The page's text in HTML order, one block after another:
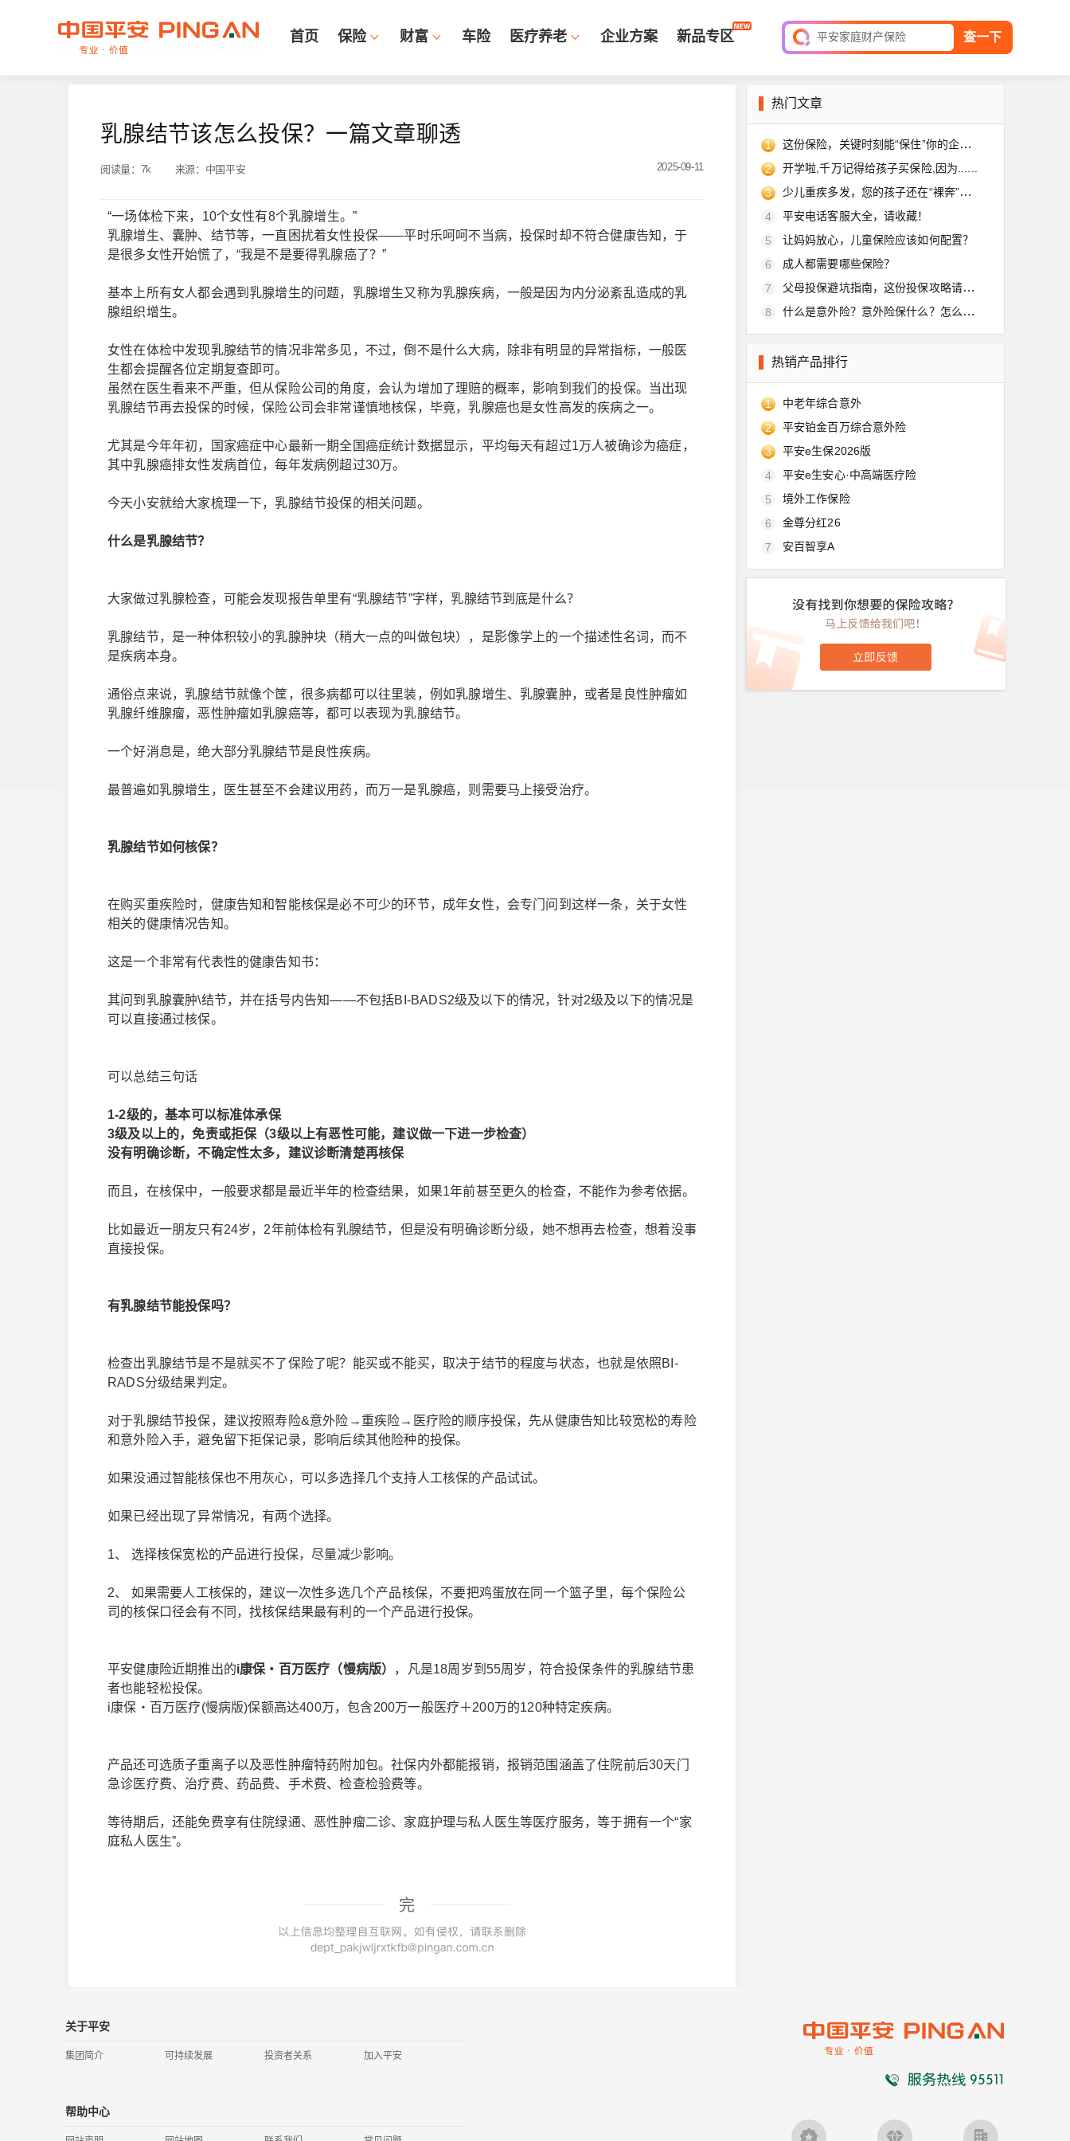
首页 保险 财富 车险 医疗养老 企业方案 新品专区
平安家庭财产保险
查一下
乳腺结节该怎么投保？一篇文章聊透
阅读量： 7k 来源： 中国平安 2025-09-11
“一场体检下来，10个女性有8个乳腺增生。”
乳腺增生、囊肿、结节等，一直困扰着女性投保——平时乐呵呵不当病，投保时却不符合健康告知，于
是很多女性开始慌了，“我是不是要得乳腺癌了？”
基本上所有女人都会遇到乳腺增生的问题，乳腺增生又称为乳腺疾病，一般是因为内分泌紊乱造成的乳
腺组织增生。
女性在体检中发现乳腺结节的情况非常多见，不过，倒不是什么大病，除非有明显的异常指标，一般医
生都会提醒各位定期复查即可。
虽然在医生看来不严重，但从保险公司的角度，会认为增加了理赔的概率，影响到我们的投保。当出现
乳腺结节再去投保的时候，保险公司会非常谨慎地核保，毕竟，乳腺癌也是女性高发的疾病之一。
尤其是今年年初，国家癌症中心最新一期全国癌症统计数据显示，平均每天有超过1万人被确诊为癌症，
其中乳腺癌排女性发病首位，每年发病例超过30万。
今天小安就给大家梳理一下，乳腺结节投保的相关问题。
什么是乳腺结节？
大家做过乳腺检查，可能会发现报告单里有“乳腺结节”字样，乳腺结节到底是什么？
乳腺结节，是一种体积较小的乳腺肿块（稍大一点的叫做包块），是影像学上的一个描述性名词，而不
是疾病本身。
通俗点来说，乳腺结节就像个筐，很多病都可以往里装，例如乳腺增生、乳腺囊肿，或者是良性肿瘤如
乳腺纤维腺瘤，恶性肿瘤如乳腺癌等，都可以表现为乳腺结节。
一个好消息是，绝大部分乳腺结节是良性疾病。
最普遍如乳腺增生，医生甚至不会建议用药，而万一是乳腺癌，则需要马上接受治疗。
乳腺结节如何核保？
在购买重疾险时，健康告知和智能核保是必不可少的环节，成年女性，会专门问到这样一条，关于女性
相关的健康情况告知。
这是一个非常有代表性的健康告知书：
其问到乳腺囊肿\结节，并在括号内告知——不包括BI-BADS2级及以下的情况，针对2级及以下的情况是
可以直接通过核保。
可以总结三句话
1-2级的，基本可以标准体承保
3级及以上的，免责或拒保（3级以上有恶性可能，建议做一下进一步检查）
没有明确诊断，不确定性太多，建议诊断清楚再核保
而且，在核保中，一般要求都是最近半年的检查结果，如果1年前甚至更久的检查，不能作为参考依据。
比如最近一朋友只有24岁，2年前体检有乳腺结节，但是没有明确诊断分级，她不想再去检查，想着没事
直接投保。
有乳腺结节能投保吗？
检查出乳腺结节是不是就买不了保险了呢？能买或不能买，取决于结节的程度与状态，也就是依照BI-
RADS分级结果判定。
对于乳腺结节投保，建议按照寿险&意外险→重疾险→医疗险的顺序投保，先从健康告知比较宽松的寿险
和意外险入手，避免留下拒保记录，影响后续其他险种的投保。
如果没通过智能核保也不用灰心，可以多选择几个支持人工核保的产品试试。
如果已经出现了异常情况，有两个选择。
1、 选择核保宽松的产品进行投保，尽量减少影响。
2、 如果需要人工核保的，建议一次性多选几个产品核保，不要把鸡蛋放在同一个篮子里，每个保险公
司的核保口径会有不同，找核保结果最有利的一个产品进行投保。
平安健康险近期推出的i康保‧百万医疗（慢病版） ，凡是18周岁到55周岁，符合投保条件的乳腺结节患
者也能轻松投保。
i康保‧百万医疗(慢病版)保额高达400万，包含200万一般医疗＋200万的120种特定疾病。
产品还可选质子重离子以及恶性肿瘤特药附加包。社保内外都能报销，报销范围涵盖了住院前后30天门
急诊医疗费、治疗费、药品费、手术费、检查检验费等。
等待期后，还能免费享有住院绿通、恶性肿瘤二诊、家庭护理与私人医生等医疗服务，等于拥有一个“家
庭私人医生”。
完
热门文章
1
这份保险，关键时刻能“保住”你的企业！
2
开学啦,千万记得给孩子买保险,因为......
3
少儿重疾多发，您的孩子还在“裸奔”吗？
4
平安电话客服大全，请收藏！
5
让妈妈放心，儿童保险应该如何配置？
6
成人都需要哪些保险？
7
父母投保避坑指南，这份投保攻略请收好
8
什么是意外险？意外险保什么？怎么买？
热销产品排行
1
中老年综合意外
2
平安铂金百万综合意外险
3
平安e生保2026版
4
平安e生安心·中高端医疗险
5
境外工作保险
6
金尊分红26
7
安百智享A
关于平安
集团简介 可持续发展 投资者关系 加入平安
帮助中心